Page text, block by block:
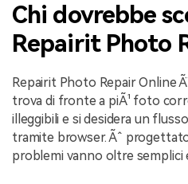
Chi dovrebbe
Repairit Photo
Repairit Photo Repair Online
trova di fronte a piÃ¹ foto
illeggibili e si desidera un
tramite browser. Ãˆ
problemi vanno oltre semplici